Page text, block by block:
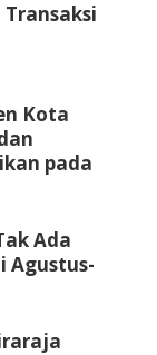
Transaksi
Kota
pada
Ada
Agustus-